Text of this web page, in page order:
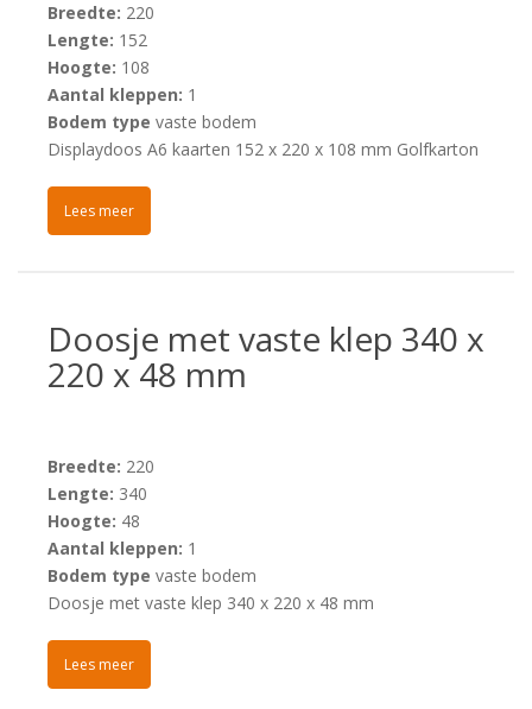
Breedte: 220
Lengte: 152
Hoogte: 108
Aantal kleppen: 1
Bodem type vaste bodem
Displaydoos A6 kaarten 152 x 220 x 108 mm Golfkarton
Lees meer
Doosje met vaste klep 340 x
220 x 48 mm
Breedte: 220
Lengte: 340
Hoogte: 48
Aantal kleppen: 1
Bodem type vaste bodem
Doosje met vaste klep 340 x 220 x 48 mm
Lees meer